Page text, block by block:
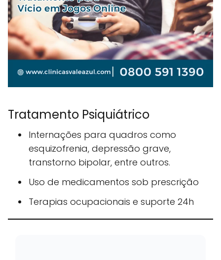
Tratamento Psiquiátrico
Internações para quadros como
esquizofrenia, depressão grave,
transtorno bipolar, entre outros.
Uso de medicamentos sob prescrição
Terapias ocupacionais e suporte 24h